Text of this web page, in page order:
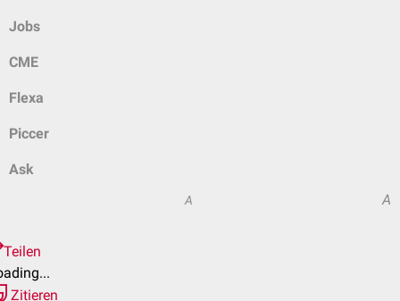
Jobs
CME
Flexa
Piccer
Ask
A A
Teilen
Zitieren